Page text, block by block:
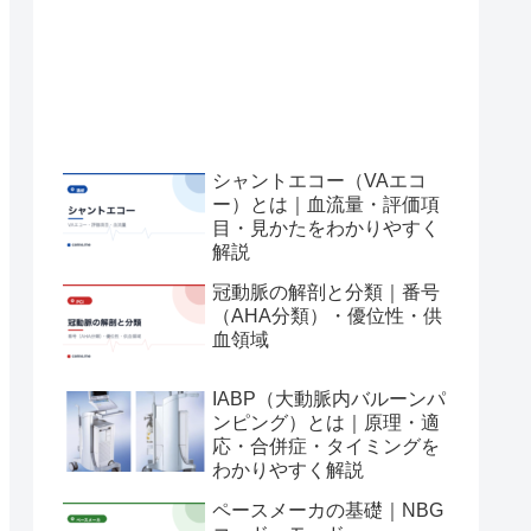
シャントエコー（VAエコ
ー）とは｜血流量・評価項
目・見かたをわかりやすく
解説
冠動脈の解剖と分類｜番号
（AHA分類）・優位性・供
血領域
IABP（大動脈内バルーンパ
ンピング）とは｜原理・適
応・合併症・タイミングを
わかりやすく解説
ペースメーカの基礎｜NBG